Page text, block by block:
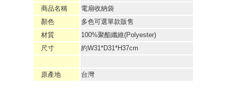
商品名稱
電扇收納袋
顏色
多色可選單款販售
材質
100%聚酯纖維(Polyester)
尺寸
約W31*D31*H37cm
原產地 台灣